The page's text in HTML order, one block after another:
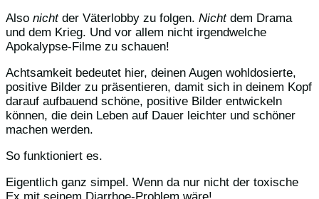
Also nichtder Väterlobby zu folgen. Nichtdem Drama
und dem Krieg. Und vor allem nicht irgendwelche
Apokalypse-Filme zu schauen!
Achtsamkeit bedeutet hier, deinen Augen wohldosierte,
positive Bilder zu präsentieren, damit sich in deinem Kopf
darauf aufbauend schöne, positive Bilder entwickeln
können, die dein Leben auf Dauer leichter und schöner
machen werden.
So funktioniert es.
Eigentlich ganz simpel. Wenn da nur nicht der toxische